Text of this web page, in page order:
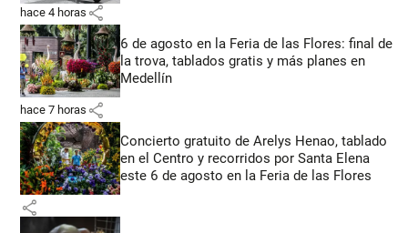
hace 4 horas share
6 de agosto en la Feria de las Flores: final de
la trova, tablados gratis y más planes en
Medellín
hace 7 horas share
Concierto gratuito de Arelys Henao, tablado
en el Centro y recorridos por Santa Elena
este 6 de agosto en la Feria de las Flores
share